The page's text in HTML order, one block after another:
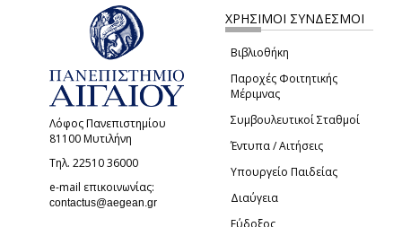
Λόφος Πανεπιστημίου
81100 Μυτιλήνη
Τηλ. 22510 36000
e-mail επικοινωνίας:
contactus@aegean.gr (link sends e-mail)
ΧΡΗΣΙΜΟΙ ΣΥΝΔΕΣΜΟΙ
Βιβλιοθήκη
Παροχές Φοιτητικής
Μέριμνας
Συμβουλευτικοί Σταθμοί
Έντυπα / Αιτήσεις
Υπουργείο Παιδείας
Διαύγεια
Εύδοξος